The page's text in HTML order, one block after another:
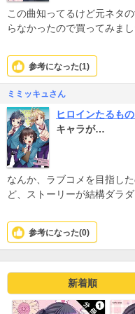
この曲知ってるけど元ネタ
らなかったので買ってみまし
えーと、取り敢えずメイド
おける服装が常に同じ気が
いだろ⋯とか思っちゃいま
自己肯定感低い自分として
粧しただけで可愛くてごめ
ました。
絵は綺麗で、HoneyWorksさ
はします。
あと、作者コメで『リアル
事が書いてあったのですが
歳未満は雇っていない所が
漫画だからって言われたらそ
参考になった(1)
ミミッキュさん
キャラが…
なんか、ラブコメを目指し
ど、ストーリーが結構ダラダ
あとヒロインがいまいち好
ら他の人は違うかもしれない
ハニワさんが好きなら好き
参考になった(0)
新着順